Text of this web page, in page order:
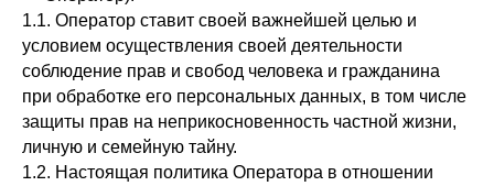
1.1. Оператор ставит своей важнейшей целью и
условием осуществления своей деятельности
соблюдение прав и свобод человека и гражданина
при обработке его персональных данных, в том числе
защиты прав на неприкосновенность частной жизни,
личную и семейную тайну.
1.2. Настоящая политика Оператора в отношении